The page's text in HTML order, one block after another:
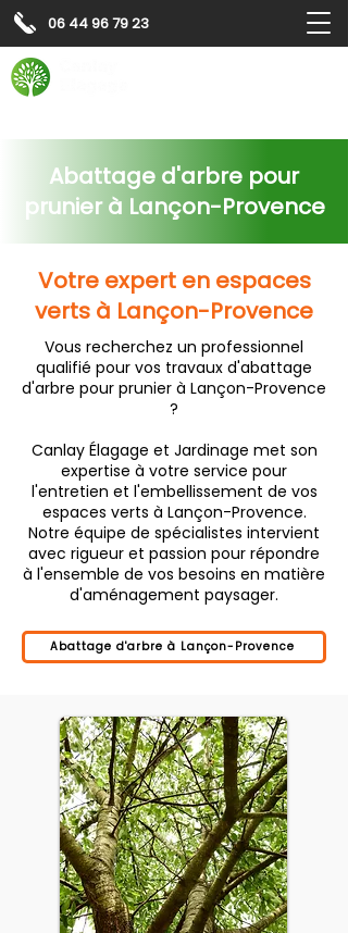
06 44 96 79 23
Abattage d'arbre pour
prunier à Lançon-Provence
Votre expert en espaces
verts à Lançon-Provence
Vous recherchez un professionnel
qualifié pour vos travaux d'abattage
d'arbre pour prunier à Lançon-Provence
?
Canlay Élagage et Jardinage met son
expertise à votre service pour
l'entretien et l'embellissement de vos
espaces verts à Lançon-Provence.
Notre équipe de spécialistes intervient
avec rigueur et passion pour répondre
à l'ensemble de vos besoins en matière
d'aménagement paysager.
Abattage d'arbre à Lançon-Provence